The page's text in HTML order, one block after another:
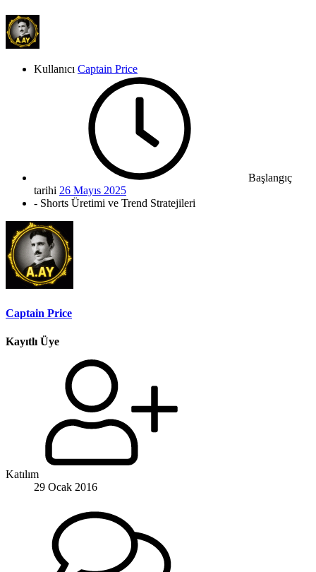
Kullanıcı Captain Price
Başlangıç
tarihi 26 Mayıs 2025
- Shorts Üretimi ve Trend Stratejileri
Captain Price
Kayıtlı Üye
Katılım
29 Ocak 2016